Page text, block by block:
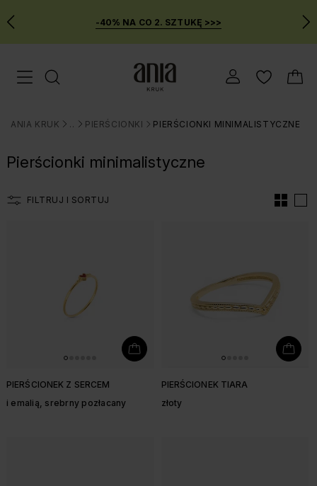
Przejdź
do
FILTRÓW
MENU
-40% NA CO 2. SZTUKĘ >>>
Menu mobilne
ANIA KRUK
>
BIŻUTERIA
>
PIERŚCIONKI
>
PIERŚCIONKI MINIMALISTYCZNE
Pierścionki minimalistyczne
FILTRUJ I SORTUJ
PIERŚCIONEK Z SERCEM
i emalią, srebrny pozłacany
PIERŚCIONEK TIARA
złoty